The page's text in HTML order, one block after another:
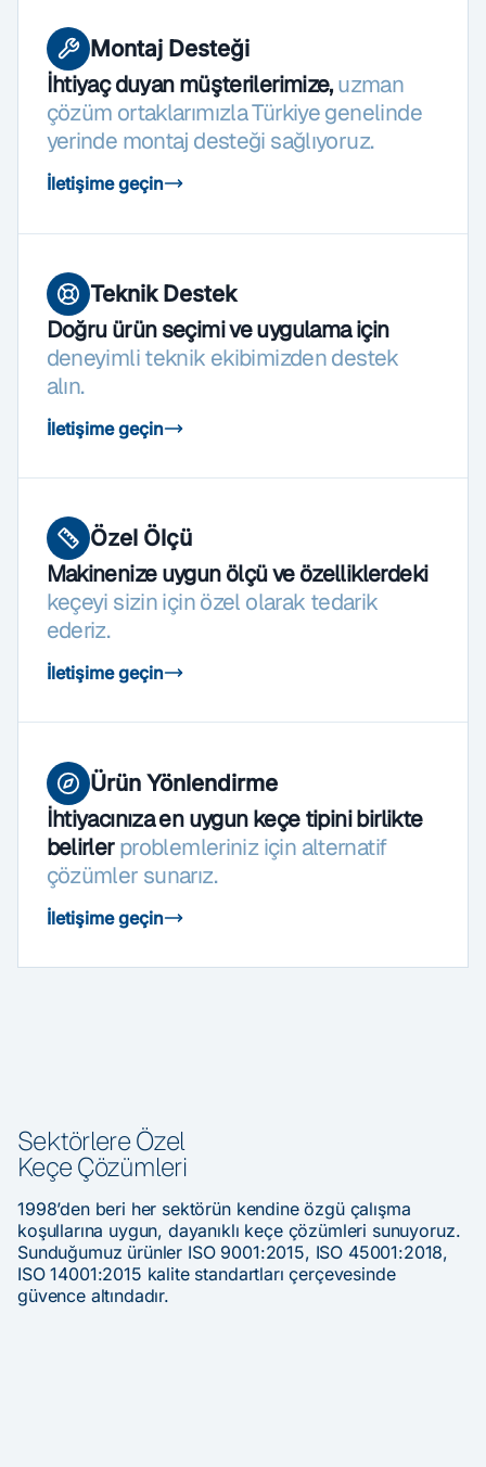
Montaj Desteği
İhtiyaç duyan müşterilerimize,uzman
çözüm ortaklarımızla Türkiye genelinde
yerinde montaj desteği sağlıyoruz.
İletişime geçin
Teknik Destek
Doğru ürün seçimi ve uygulama için
deneyimli teknik ekibimizden destek
alın.
İletişime geçin
Özel Ölçü
Makinenize uygun ölçü ve özelliklerdeki
keçeyi sizin için özel olarak tedarik
ederiz.
İletişime geçin
Ürün Yönlendirme
İhtiyacınıza en uygun keçe tipini birlikte
belirlerproblemleriniz için alternatif
çözümler sunarız.
İletişime geçin
Sektörlere Özel
Keçe Çözümleri
1998’den beri her sektörün kendine özgü çalışma
koşullarına uygun, dayanıklı keçe çözümleri sunuyoruz.
Sunduğumuz ürünler ISO 9001:2015, ISO 45001:2018,
ISO 14001:2015 kalite standartları çerçevesinde
güvence altındadır.